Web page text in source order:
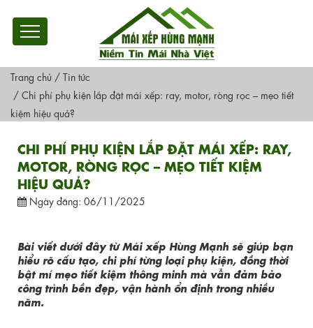
Trang chủ / Tin tức
/ Chi phí phụ kiện lắp đặt mái xếp: ray, motor, ròng rọc – mẹo tiết
kiệm hiệu quả?
CHI PHÍ PHỤ KIỆN LẮP ĐẶT MÁI XẾP: RAY,
MOTOR, RÒNG RỌC – MẸO TIẾT KIỆM
HIỆU QUẢ?
Ngày đăng: 06/11/2025
Bài viết dưới đây từ Mái xếp Hùng Mạnh sẽ giúp bạn
hiểu rõ cấu tạo, chi phí từng loại phụ kiện, đồng thời
bật mí mẹo tiết kiệm thông minh mà vẫn đảm bảo
công trình bền đẹp, vận hành ổn định trong nhiều
năm.